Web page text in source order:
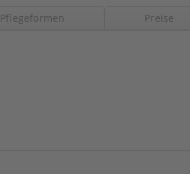
Pflegeformen Preise